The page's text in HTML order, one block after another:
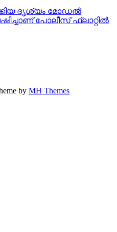
ദൃശ്യം മോഡല്‍
പോലീസ് ഫ്ലാറ്റിൽ
by MH Themes